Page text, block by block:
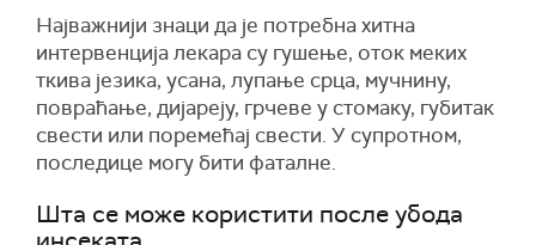
Најважнији знаци да је потребна хитна
интервенција лекара су гушење, оток меких
ткива језика, усана, лупање срца, мучнину,
повраћање, дијареју, грчеве у стомаку, губитак
свести или поремећај свести. У супротном,
последице могу бити фаталне.
Шта се може користити после убода